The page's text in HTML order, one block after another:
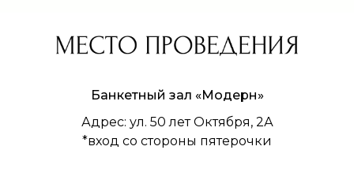
Банкетный зал «Модерн»
Адрес: ул. 50 лет Октября, 2А
*вход со стороны пятерочки